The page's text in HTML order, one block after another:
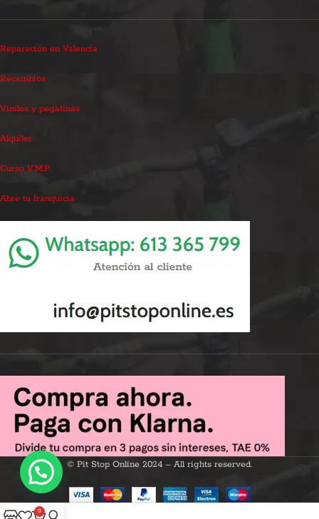
Reparación en Valencia
Recambios
Vinilos y pegatinas
Alquiler
Curso V.M.P.
Abre tu franquicia
© Pit Stop Online 2024 – All rights reserved.
0